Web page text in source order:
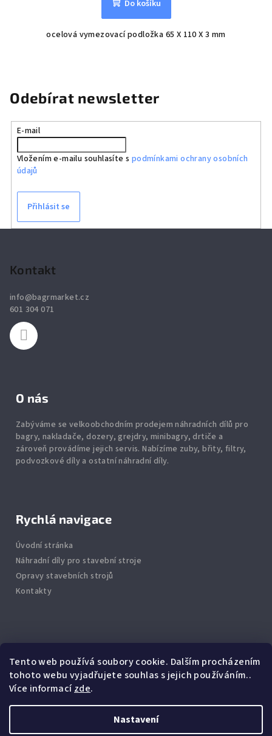
Tento web používá soubory cookie. Dalším procházením
tohoto webu vyjadřujete souhlas s jejich používáním..
Více informacízde.
Nastavení
Do košíku
ocelová vymezovací podložka 65 X 110 X 3 mm
Odebírat newsletter
E-mail
Vložením e-mailu souhlasíte s podmínkami ochrany osobních
údajů
Přihlásit se
Kontakt
info@bagrmarket.cz
601 304 071
O nás
Zabýváme se velkoobchodním prodejem náhradních dílů pro
bagry, nakladače, dozery, grejdry, minibagry, drtiče a
zároveň provádíme jejich servis. Nabízíme zuby,břity,filtry,
podvozkové díly a ostatní náhradní díly.
Rychlá navigace
Úvodní stránka
Náhradní díly pro stavební stroje
Opravy stavebních strojů
Kontakty
Jak nakupovat
Obchodní podmínky
Podmínky ochrany osobních údajů